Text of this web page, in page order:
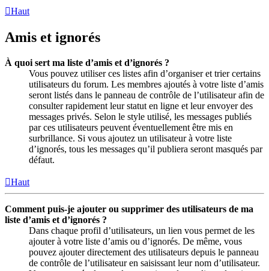
Haut
Amis et ignorés
À quoi sert ma liste d’amis et d’ignorés ?
Vous pouvez utiliser ces listes afin d’organiser et trier certains
utilisateurs du forum. Les membres ajoutés à votre liste d’amis
seront listés dans le panneau de contrôle de l’utilisateur afin de
consulter rapidement leur statut en ligne et leur envoyer des
messages privés. Selon le style utilisé, les messages publiés
par ces utilisateurs peuvent éventuellement être mis en
surbrillance. Si vous ajoutez un utilisateur à votre liste
d’ignorés, tous les messages qu’il publiera seront masqués par
défaut.
Haut
Comment puis-je ajouter ou supprimer des utilisateurs de ma
liste d’amis et d’ignorés ?
Dans chaque profil d’utilisateurs, un lien vous permet de les
ajouter à votre liste d’amis ou d’ignorés. De même, vous
pouvez ajouter directement des utilisateurs depuis le panneau
de contrôle de l’utilisateur en saisissant leur nom d’utilisateur.